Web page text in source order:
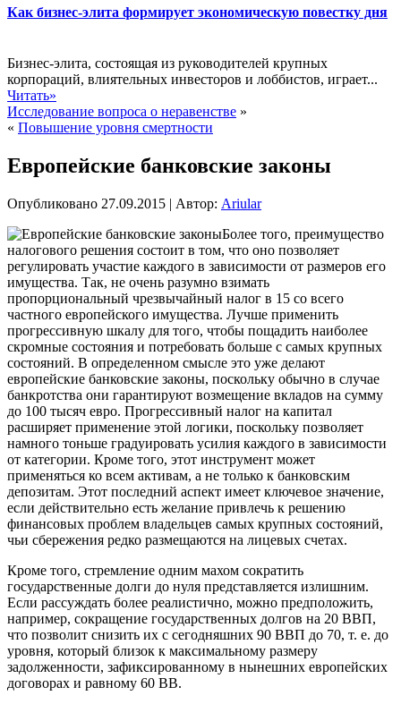
Как бизнес-элита формирует экономическую повестку дня
Бизнес-элита, состоящая из руководителей крупных
корпораций, влиятельных инвесторов и лоббистов, играет...
Читать»
Исследование вопроса о неравенстве »
« Повышение уровня смертности
Европейские банковские законы
Опубликовано 27.09.2015 | Автор: Ariular
Более того, преимущество
налогового решения состоит в том, что оно позволяет
регулировать участие каждого в зависимости от размеров его
имущества. Так, не очень разумно взимать
пропорциональный чрезвычайный налог в 15 со всего
частного европейского имущества. Лучше применить
прогрессивную шкалу для того, чтобы пощадить наиболее
скромные состояния и потребовать больше с самых крупных
состояний. В определенном смысле это уже делают
европейские банковские законы, поскольку обычно в случае
банкротства они гарантируют возмещение вкладов на сумму
до 100 тысяч евро. Прогрессивный налог на капитал
расширяет применение этой логики, поскольку позволяет
намного тоньше градуировать усилия каждого в зависимости
от категории. Кроме того, этот инструмент может
применяться ко всем активам, а не только к банковским
депозитам. Этот последний аспект имеет ключевое значение,
если действительно есть желание привлечь к решению
финансовых проблем владельцев самых крупных состояний,
чьи сбережения редко размещаются на лицевых счетах.
Кроме того, стремление одним махом сократить
государственные долги до нуля представляется излишним.
Если рассуждать более реалистично, можно предположить,
например, сокращение государственных долгов на 20 ВВП,
что позволит снизить их с сегодняшних 90 ВВП до 70, т. е. до
уровня, который близок к максимальному размеру
задолженности, зафиксированному в нынешних европейских
договорах и равному 60 ВВ.